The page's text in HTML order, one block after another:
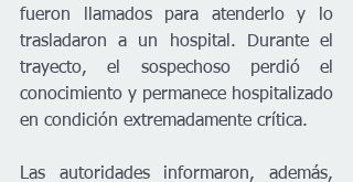
fueron llamados para atenderlo y lo
trasladaron a un hospital. Durante el
trayecto, el sospechoso perdió el
conocimiento y permanece hospitalizado
en condición extremadamente crítica.
Las autoridades informaron, además,